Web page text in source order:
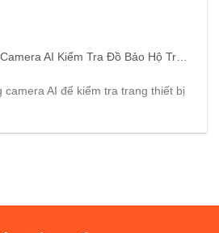
camera AI để kiểm tra trang thiết bị